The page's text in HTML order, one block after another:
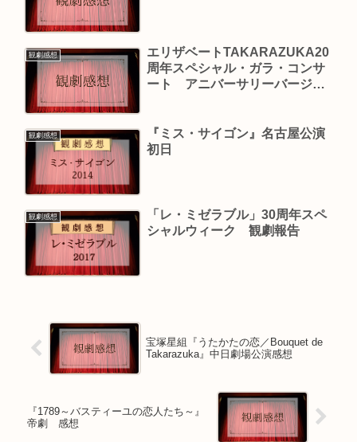
観劇感想
エリザベートTAKARAZUKA20
周年スペシャル・ガラ・コンサ
ート アニバーサリーバージョ
観劇感想
『ミス・サイゴン』名古屋公演
初日
観劇感想
「レ・ミゼラブル」30周年スペ
シャルウィーク 観劇報告
宝塚星組『うたかたの恋／Bouquet de
Takarazuka』中日劇場公演感想
『1789～バスティーユの恋人たち～』
帝劇 感想